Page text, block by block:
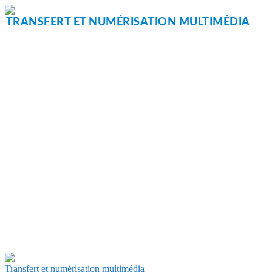
Aller
auTRANSFERT ET NUMÉRISATION MULTIMÉDIA
Transfert et numérisation multimédia